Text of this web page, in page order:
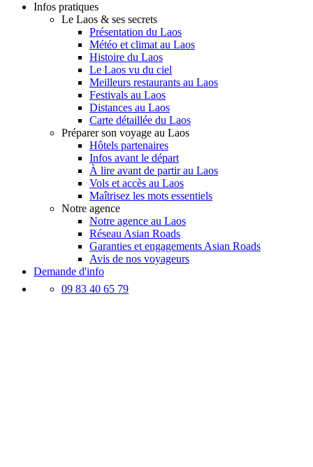
Infos pratiques
Le Laos & ses secrets
Présentation du Laos
Météo et climat au Laos
Histoire du Laos
Le Laos vu du ciel
Meilleurs restaurants au Laos
Festivals au Laos
Distances au Laos
Carte détaillée du Laos
Préparer son voyage au Laos
Hôtels partenaires
Infos avant le départ
À lire avant de partir au Laos
Vols et accès au Laos
Maîtrisez les mots essentiels
Notre agence
Notre agence au Laos
Réseau Asian Roads
Garanties et engagements Asian Roads
Avis de nos voyageurs
Demande d'info
09 83 40 65 79